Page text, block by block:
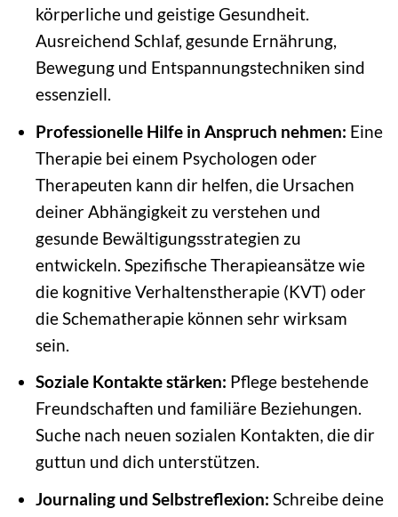
körperliche und geistige Gesundheit.
Ausreichend Schlaf, gesunde Ernährung,
Bewegung und Entspannungstechniken sind
essenziell.
Professionelle Hilfe in Anspruch nehmen: Eine
Therapie bei einem Psychologen oder
Therapeuten kann dir helfen, die Ursachen
deiner Abhängigkeit zu verstehen und
gesunde Bewältigungsstrategien zu
entwickeln. Spezifische Therapieansätze wie
die kognitive Verhaltenstherapie (KVT) oder
die Schematherapie können sehr wirksam
sein.
Soziale Kontakte stärken: Pflege bestehende
Freundschaften und familiäre Beziehungen.
Suche nach neuen sozialen Kontakten, die dir
guttun und dich unterstützen.
Journaling und Selbstreflexion: Schreibe deine